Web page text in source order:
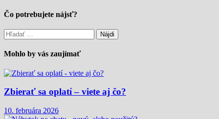
Čo potrebujete nájsť?
Hľadať:
Mohlo by vás zaujímať
Zbierať sa oplatí – viete aj čo?
10. februára 2026